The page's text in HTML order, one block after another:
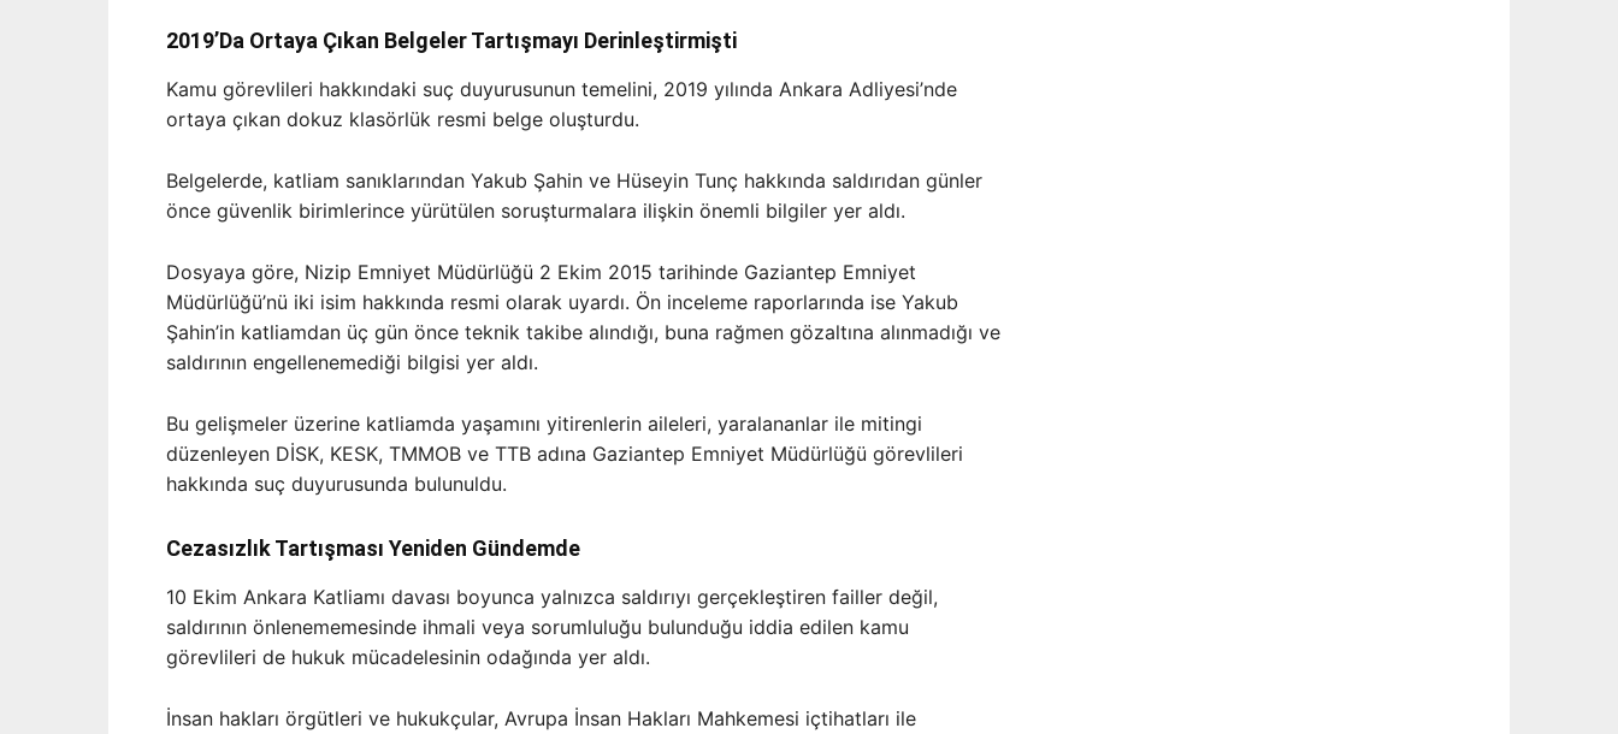
2019’Da Ortaya Çıkan Belgeler Tartışmayı Derinleştirmişti
Kamu görevlileri hakkındaki suç duyurusunun temelini, 2019 yılında Ankara Adliyesi’nde
ortaya çıkan dokuz klasörlük resmi belge oluşturdu.
Belgelerde, katliam sanıklarından Yakub Şahin ve Hüseyin Tunç hakkında saldırıdan günler
önce güvenlik birimlerince yürütülen soruşturmalara ilişkin önemli bilgiler yer aldı.
Dosyaya göre, Nizip Emniyet Müdürlüğü 2 Ekim 2015 tarihinde Gaziantep Emniyet
Müdürlüğü’nü iki isim hakkında resmi olarak uyardı. Ön inceleme raporlarında ise Yakub
Şahin’in katliamdan üç gün önce teknik takibe alındığı, buna rağmen gözaltına alınmadığı ve
saldırının engellenemediği bilgisi yer aldı.
Bu gelişmeler üzerine katliamda yaşamını yitirenlerin aileleri, yaralananlar ile mitingi
düzenleyen DİSK, KESK, TMMOB ve TTB adına Gaziantep Emniyet Müdürlüğü görevlileri
hakkında suç duyurusunda bulunuldu.
Cezasızlık Tartışması Yeniden Gündemde
10 Ekim Ankara Katliamı davası boyunca yalnızca saldırıyı gerçekleştiren failler değil,
saldırının önlenememesinde ihmali veya sorumluluğu bulunduğu iddia edilen kamu
görevlileri de hukuk mücadelesinin odağında yer aldı.
İnsan hakları örgütleri ve hukukçular, Avrupa İnsan Hakları Mahkemesi içtihatları ile